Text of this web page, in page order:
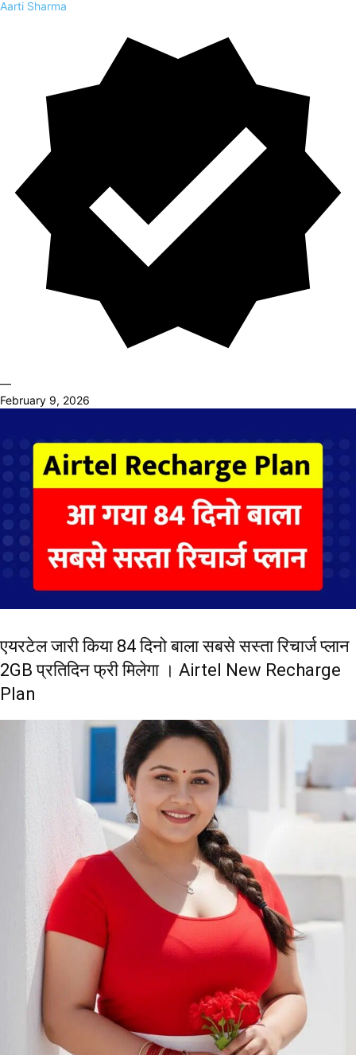
Aarti Sharma
—
February 9, 2026
एयरटेल जारी किया 84 दिनो बाला सबसे सस्ता रिचार्ज प्लान
2GB प्रतिदिन फ्री मिलेगा । Airtel New Recharge
Plan